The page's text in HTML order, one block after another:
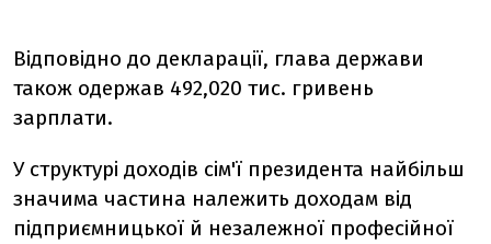
Відповідно до декларації, глава держави
також одержав 492,020 тис. гривень
зарплати.
У структурі доходів сім'ї президента найбільш
значима частина належить доходам від
підприємницької й незалежної професійної